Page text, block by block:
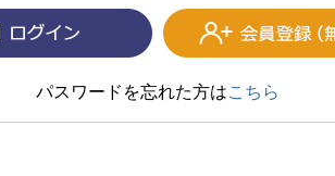
パスワードを忘れた方はこちら